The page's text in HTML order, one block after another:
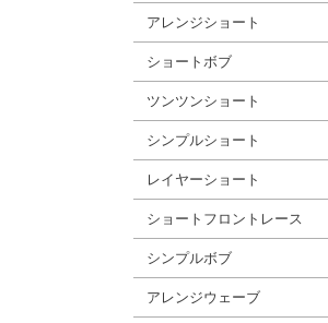
アレンジショート
ショートボブ
ツンツンショート
シンプルショート
レイヤーショート
ショートフロントレース
シンプルボブ
アレンジウェーブ